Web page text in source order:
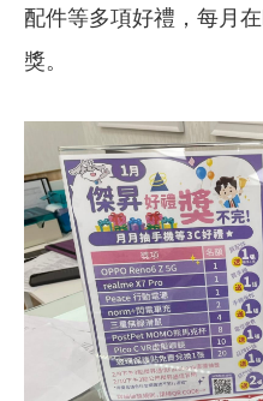
配件等多項好禮，每月
獎。